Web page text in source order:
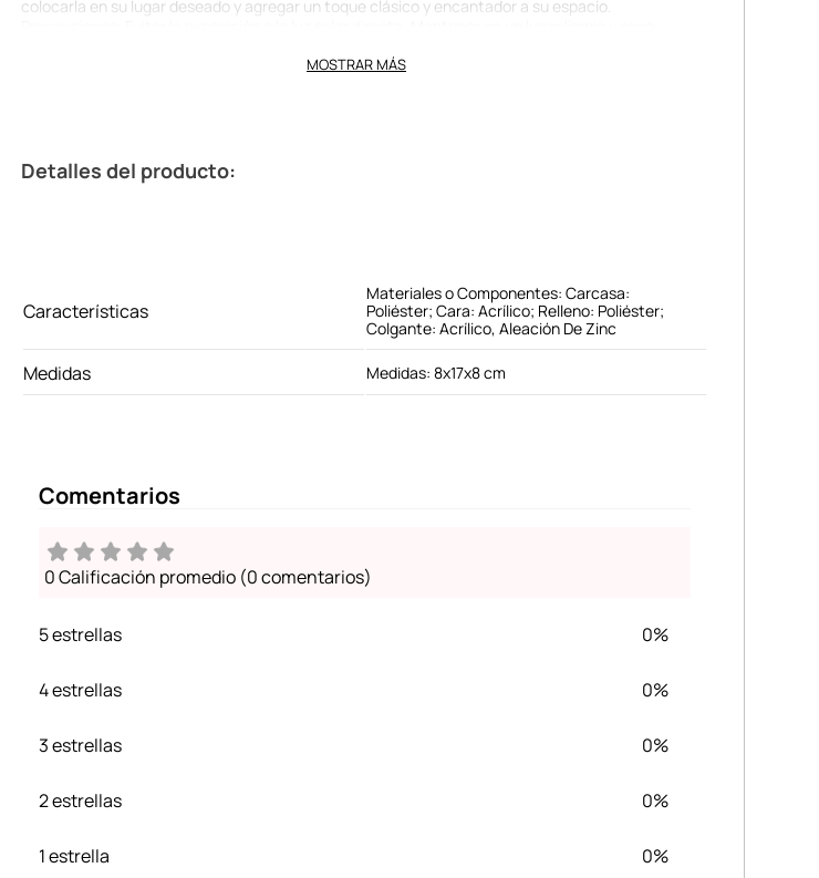
colocarla en su lugar deseado y agregar un toque clásico y encantador a su espacio.
golpes. Contiene piezas pequeñas. Riesgo de asfixia. Producto coleccionable adecuado para
MOSTRAR MÁS
Detalles del producto:
Características
Materiales o Componentes: Carcasa:
Poliéster; Cara: Acrílico; Relleno: Poliéster;
Colgante: Acrílico, Aleación De Zinc
Medidas Medidas: 8x17x8 cm
Comentarios
0 Calificación promedio (0 comentarios)
5 estrellas 0%
4 estrellas 0%
3 estrellas 0%
2 estrellas 0%
1 estrella 0%